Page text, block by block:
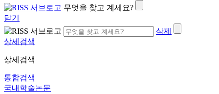
무엇을 찾고 계세요?
닫기
삭제
상세검색
상세검색
통합검색
국내학술논문